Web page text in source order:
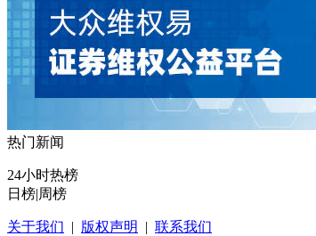
热门新闻
24小时热榜
日榜|周榜
关于我们 | 版权声明 | 联系我们